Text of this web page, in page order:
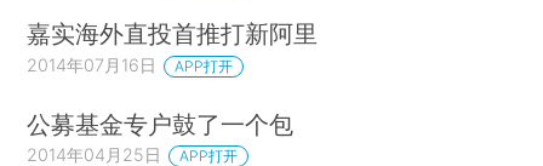
嘉实海外直投首推打新阿里
2014年07月16日 APP打开
公募基金专户鼓了一个包
2014年04月25日 APP打开